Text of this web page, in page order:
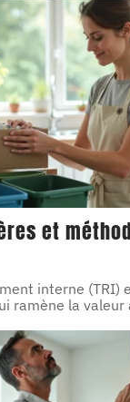
et
interne (TRI)
ramène la